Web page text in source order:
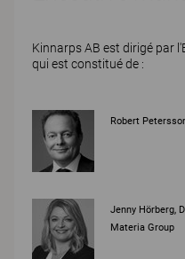
Kinnarps AB est dirigé par
qui est constitué de :
Robert
Jenny Hörberg,
Materia Group